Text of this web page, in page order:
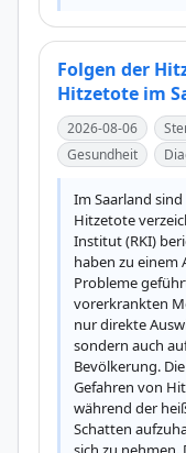
Folgen der
Hitzetote im
2026-08-06
Gesundheit
Im Saarland
Hitzetote
Institut (RKI)
haben zu einem
Probleme
vorerkrankten
nur direkte
sondern auch
Bevölkerung.
Gefahren von
während der
Schatten